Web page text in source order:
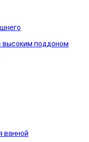
высоким поддоном
ванной